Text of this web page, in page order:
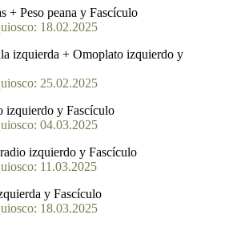
+ Peso peana y Fascículo
18.02.2025
izquierda + Omoplato izquierdo y
25.02.2025
izquierdo y Fascículo
04.03.2025
izquierdo y Fascículo
11.03.2025
y Fascículo
18.03.2025